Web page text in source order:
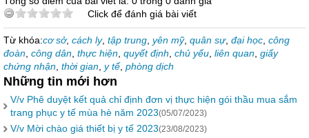
Click để đánh giá bài viết
Từ khóa:cơ sở, cách ly, tập trung, yên mỹ, quân sự, đại học, công
đoàn, công dân, thực hiện, quyết định, chủ yếu, liên quan, giấy
chứng nhận, thời gian, y tế, phòng dịch
Những tin mới hơn
V/v Phê duyệt kết quả chỉ định đơn vị thực hiện gói thầu mua sắm
trang phục y tế mùa hè năm 2023(05/07/2023)
V/v Mời chào giá thiết bị y tế 2023(23/08/2023)